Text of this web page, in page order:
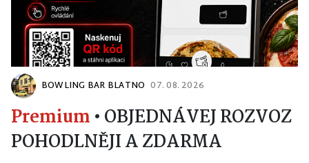
BOWLING BAR BLATNO 07. 08. 2026
Premium • OBJEDNÁVEJ ROZVOZ
POHODLNĚJI A ZDARMA